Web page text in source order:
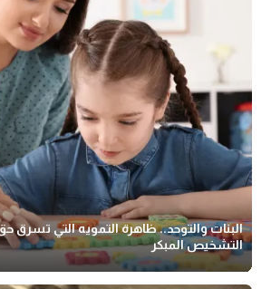
البنات والتوحد.. ظاهرة التمويه التي تسرق
التشخيص المبكر